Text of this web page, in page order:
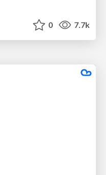
0 7.7k